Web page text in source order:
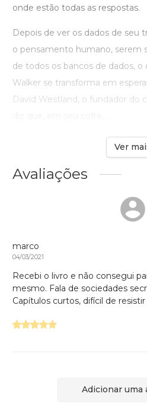
onde estão todas as respostas.
Depois de ver os dados de seu
o pensamento humano, serem
de todos os bancos de dados,
Walker se transforma em
David Westland, o fundador do
Ver
Avaliações
marco
04/03/2021
Recebi o livro e não consegui
mesmo. Fala de sociedades
Capítulos curtos, difícil de
Adicionar uma